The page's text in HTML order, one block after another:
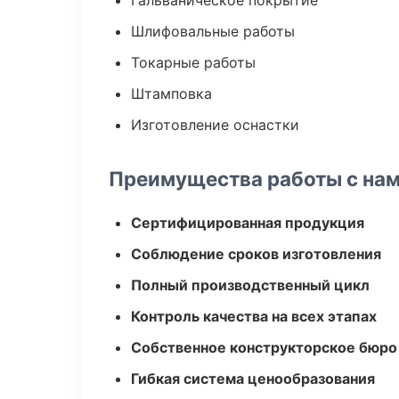
Шлифовальные работы
Токарные работы
Штамповка
Изготовление оснастки
Преимущества работы с
Сертифицированная продукция
Соблюдение сроков изготовления
Полный производственный цикл
Контроль качества на всех этапах
Собственное конструкторское бюро
Гибкая система ценообразования